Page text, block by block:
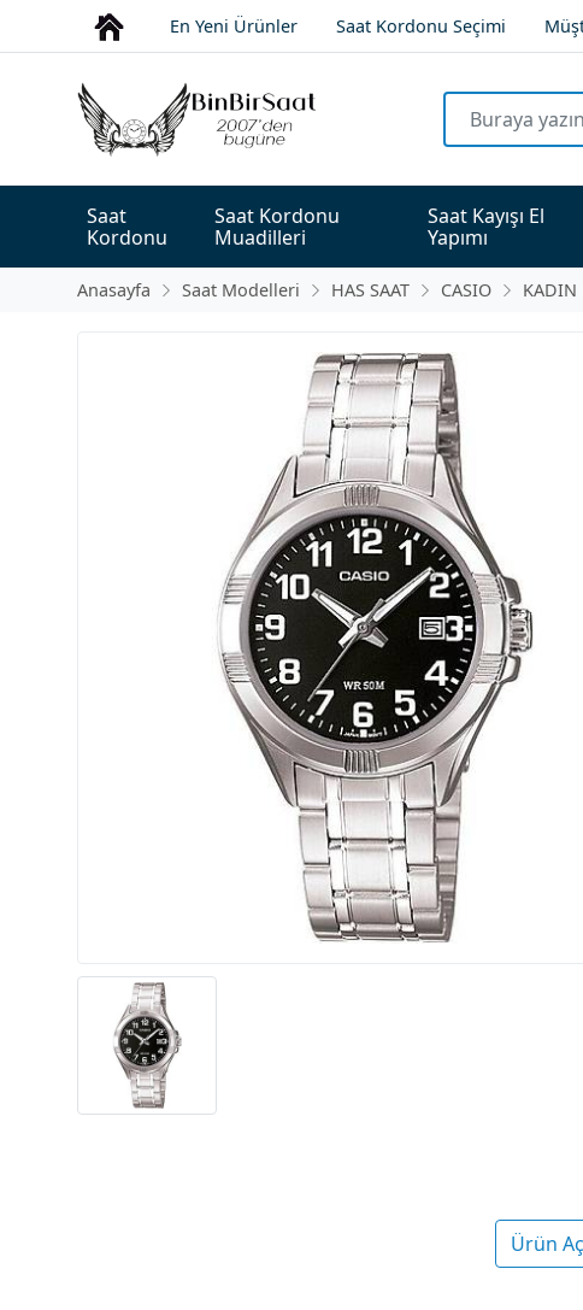
En Yeni Ürünler Saat Kordonu Seçimi
Saat
Kordonu
Saat Kordonu
Muadilleri
Saat Kayışı El
Yapımı
Anasayfa Saat Modelleri HAS SAAT CASIO KADIN
Ürün